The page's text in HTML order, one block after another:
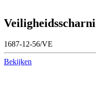
1687-12-56/VE
Bekijken